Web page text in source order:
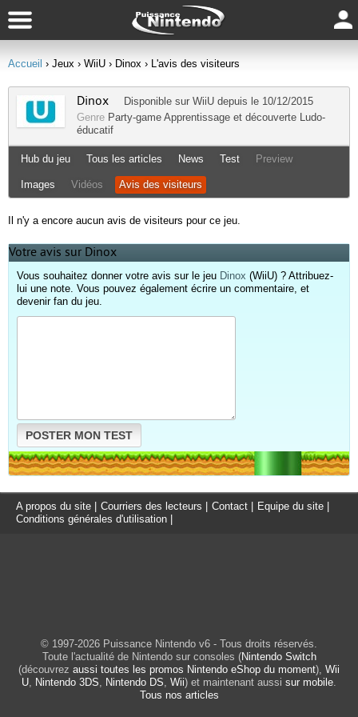
Accueil › Jeux › WiiU › Dinox › L'avis des visiteurs
Dinox Disponible sur WiiU depuis le 10/12/2015
Genre Party-game Apprentissage et découverte Ludo-
éducatif
Hub du jeu Tous les articles News Test Preview
Images Vidéos Avis des visiteurs
Il n'y a encore aucun avis de visiteurs pour ce jeu.
Votre avis sur Dinox
Vous souhaitez donner votre avis sur le jeu Dinox (WiiU) ? Attribuez-
lui une note. Vous pouvez également écrire un commentaire, et
devenir fan du jeu.
POSTER MON TEST
A propos du site Courriers des lecteurs Contact Equipe du site
Conditions générales d'utilisation
© 1997-2026 Puissance Nintendo v6 - Tous droits réservés.
Toute l'actualité de Nintendo sur consoles (Nintendo Switch
(découvrez aussi toutes les promos Nintendo eShop du moment), Wii
U, Nintendo 3DS, Nintendo DS, Wii) et maintenant aussi sur mobile.
Tous nos articles